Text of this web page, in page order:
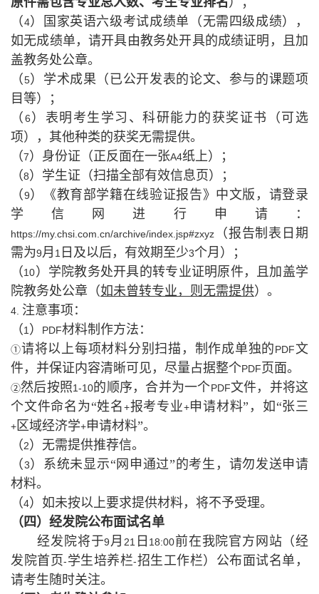
（4）国家英语六级考试成绩单（无需四级成绩），
如无成绩单，请开具由教务处开具的成绩证明，且加
盖教务处公章。
（5）学术成果 （已公开发表的论文、参与的课题项
目等）；
（ 6 ）表明考生学习、科研能力的获奖证书（可选
项），其他种类的获奖无需提供。
（7）身份证（正反面在一张A4纸上）；
（8）学生证（扫描全部有效信息页）；
（9）《教育部学籍在线验证报告》中文版，请登录
学信网进行申请：
https://my.chsi.com.cn/archive/index.jsp#zxyz
（报告制表日期
需为9月 1 日及以后，有效期至少3个月）；
（10）学院教务处开具的转专业证明原件，且加盖学
院教务处公章（如未曾转专业，则无需提供）。
4. 注意事项：
（1 ） PDF材料制作方法：
①请将以上每项材料分别扫描，制作成单独的PDF文
件，并保证内容清晰可见，尽量占据整个PDF 页面。
②然后按照1-10的顺序，合并为一个PDF文件，并将这
个文件命名为“姓名+报考专业+申请材料”，如“张三
+区域经济学+申请材料”。
（2）无需提供推荐信。
（3）系统未显示“网申通过”的考生，请勿发送申请
材料。
（4）如未按以上要求提供材料，将不予受理。
（四）经发院公布面试名单
经发院将于9月 21 日 18:00前在我院官方网站（经
发院首页-学生培养栏-招生工作栏）公布面试名单，
请考生随时关注。